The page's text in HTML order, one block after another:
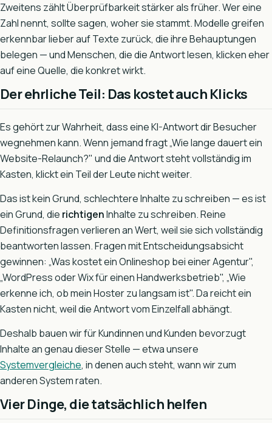
Zweitens zählt Überprüfbarkeit stärker als früher. Wer eine
Zahl nennt, sollte sagen, woher sie stammt. Modelle greifen
erkennbar lieber auf Texte zurück, die ihre Behauptungen
belegen — und Menschen, die die Antwort lesen, klicken eher
auf eine Quelle, die konkret wirkt.
Der ehrliche Teil: Das kostet auch Klicks
Es gehört zur Wahrheit, dass eine KI-Antwort dir Besucher
wegnehmen kann. Wenn jemand fragt „Wie lange dauert ein
Website-Relaunch?" und die Antwort steht vollständig im
Kasten, klickt ein Teil der Leute nicht weiter.
Das ist kein Grund, schlechtere Inhalte zu schreiben — es ist
ein Grund, die richtigenInhalte zu schreiben. Reine
Definitionsfragen verlieren an Wert, weil sie sich vollständig
beantworten lassen. Fragen mit Entscheidungsabsicht
gewinnen: „Was kostet ein Onlineshop bei einer Agentur",
„WordPress oder Wix für einen Handwerksbetrieb", „Wie
erkenne ich, ob mein Hoster zu langsam ist". Da reicht ein
Kasten nicht, weil die Antwort vom Einzelfall abhängt.
Deshalb bauen wir für Kundinnen und Kunden bevorzugt
Inhalte an genau dieser Stelle — etwa unsere
Systemvergleiche, in denen auch steht, wann wir zum
anderen System raten.
Vier Dinge, die tatsächlich helfen